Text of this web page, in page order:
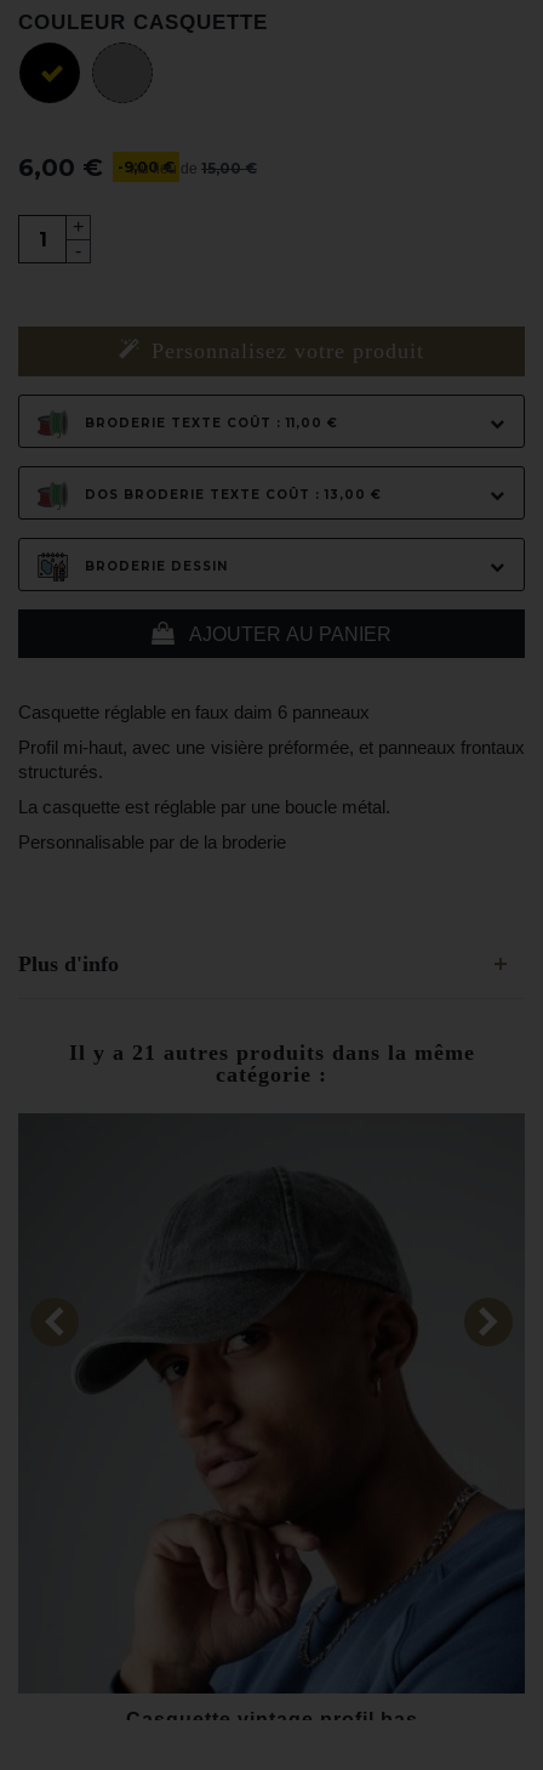
Casquette réglable en faux daim 6 panneaux
Profil mi-haut, avec une visière préformée, et panneaux frontaux
structurés.
La casquette est réglable par une boucle métal.
Personnalisable par de la broderie
Personnalisez votre produit
BRODERIE TEXTE COÛT : 11,00 €
DOS BRODERIE TEXTE COÛT : 13,00 €
BRODERIE DESSIN
AJOUTER AU PANIER
6,00 € Au lieu de 15,00 €
-9,00 €
COULEUR CASQUETTE
-
+
Plus d'info
Il y a 21 autres produits dans la même
catégorie :
Casquette vintage profil bas